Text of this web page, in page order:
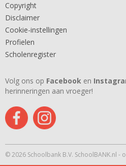
Copyright
Disclaimer
Cookie-instellingen
Profielen
Scholenregister
Volg ons op Facebook en
herinneringen aan vroeger!
© 2026 Schoolbank B.V. SchoolBANK.nl -